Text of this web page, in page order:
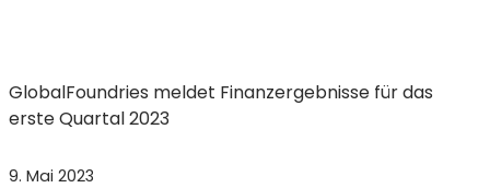
GlobalFoundries meldet Finanzergebnisse für das
erste Quartal 2023
9. Mai 2023